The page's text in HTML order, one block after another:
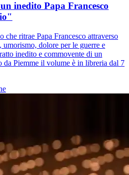
inedito Papa Francesco
che ritrae Papa Francesco attraverso
dolore per le guerre e
inedito e commovente di un
da Piemme il volume è in libreria dal 7